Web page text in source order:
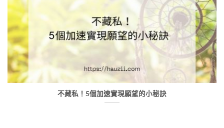
不藏私！5個加速實現願望的小秘訣